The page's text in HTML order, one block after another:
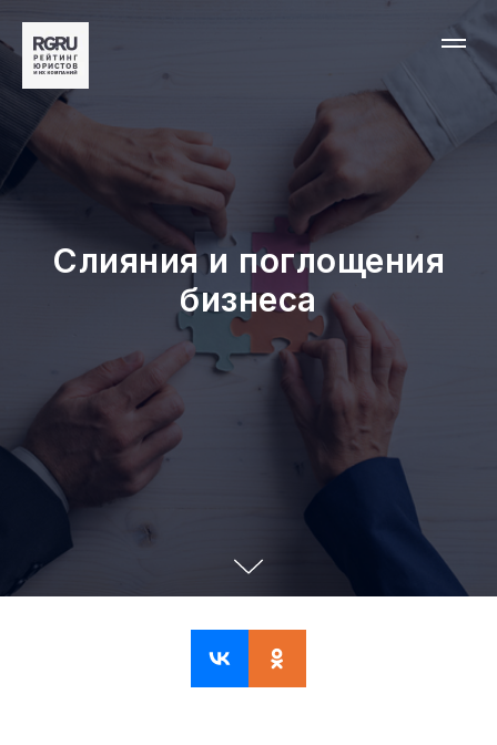
Слияния и поглощения
бизнеса